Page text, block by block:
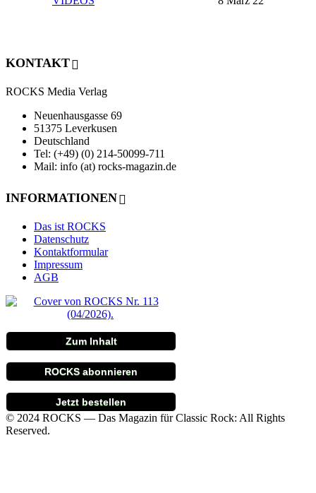
KONTAKT
ROCKS Media Verlag
Neuenhausgasse 69
51375 Leverkusen
Deutschland
Tel: (+49) (0) 214-50099-711
Mail: info (at) rocks-magazin.de
INFORMATIONEN
Das ist ROCKS
Datenschutz
Kontaktformular
Impressum
AGB
Zum Inhalt
ROCKS abonnieren
Jetzt bestellen
© 2024 ROCKS — Das Magazin für Classic Rock: All Rights
Reserved.